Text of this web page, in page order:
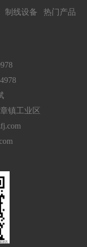
制线设备
热门产品
镇工业区